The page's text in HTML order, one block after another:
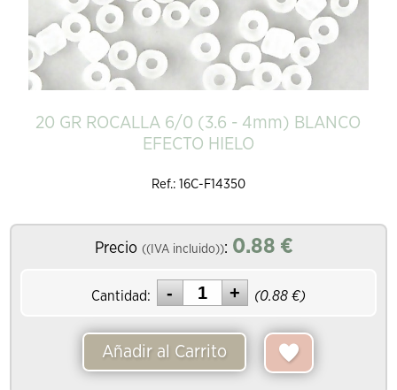
20 GR ROCALLA 6/0 (3.6 - 4mm) BLANCO
EFECTO HIELO
Ref.: 16C-F14350
Precio ((IVA incluido)): 0.88 €
Cantidad: (0.88€)
Añadir al Carrito